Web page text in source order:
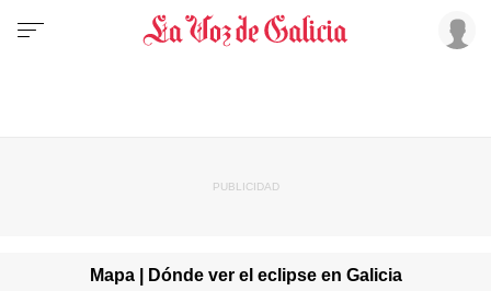
Mapa | Dónde ver el eclipse en Galicia